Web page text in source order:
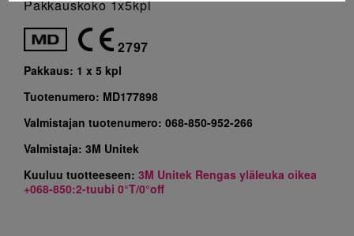
Pakkauskoko 1x5kpl
2797
Pakkaus: 1 x 5 kpl
Tuotenumero: MD177898
Valmistajan tuotenumero: 068-850-952-266
Valmistaja: 3M Unitek
Kuuluu tuotteeseen: 3M Unitek Rengas yläleuka oikea
+068-850:2-tuubi 0°T/0°off